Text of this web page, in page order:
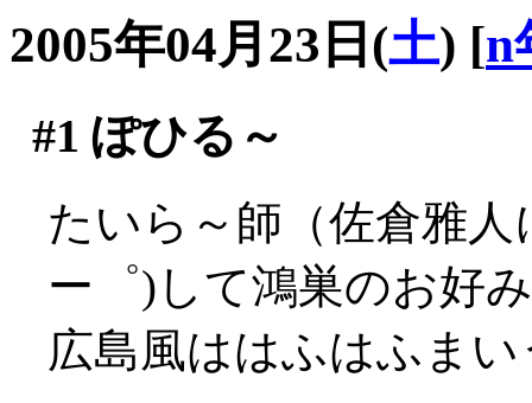
2005年04月23日(土) [n
#1 ぽひる～
たいら～師（佐倉雅
ー゜)して鴻巣のお好
広島風ははふはふま